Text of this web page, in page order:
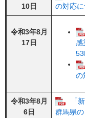
10日
の対応に
令和3年8月
17日
感
の
令和3年8月
6日
「
群馬県